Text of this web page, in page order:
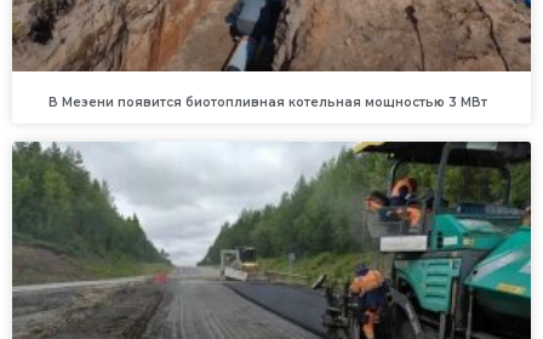
В Мезени появится биотопливная котельная мощностью 3 МВт